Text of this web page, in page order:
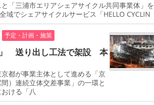
「三浦市エリアシェアサイクル共同事業体」を
域でシェアサイクルサービス「HELLO CYCLIN
予定・計画・施策
送り出し工法で架設 本
都が事業主体として進める「京
）連続立体交差事業」の一環と
ける「八